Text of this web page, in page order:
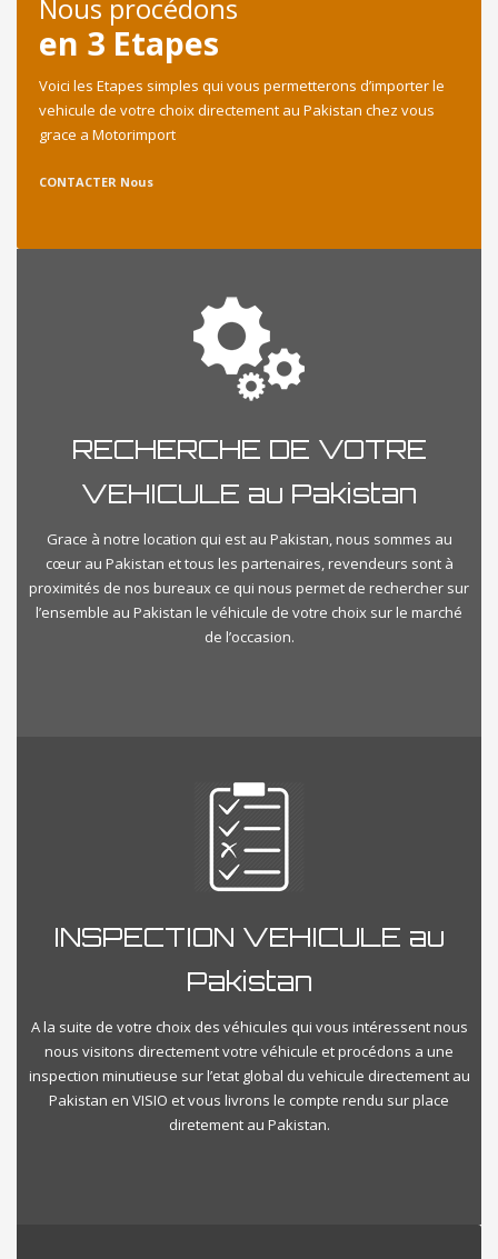
Nous procédons
en 3 Etapes
Voici les Etapes simples qui vous permetterons d’importer le
vehicule de votre choix directement au Pakistan chez vous
grace a Motorimport
CONTACTER Nous
RECHERCHE DE VOTRE
VEHICULE au Pakistan
Grace à notre location qui est au Pakistan, nous sommes au
cœur au Pakistan et tous les partenaires, revendeurs sont à
proximités de nos bureaux ce qui nous permet de rechercher sur
l’ensemble au Pakistan le véhicule de votre choix sur le marché
de l’occasion.
INSPECTION VEHICULE au
Pakistan
A la suite de votre choix des véhicules qui vous intéressent nous
nous visitons directement votre véhicule et procédons a une
inspection minutieuse sur l’etat global du vehicule directement au
Pakistan en VISIO et vous livrons le compte rendu sur place
diretement au Pakistan.